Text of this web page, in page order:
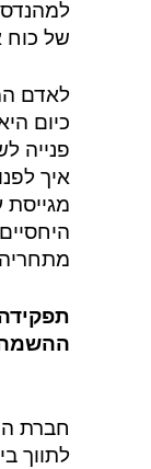
של כוח
לאדם
כיום
פנייה
איך
מגייסת
חברת
לתווך